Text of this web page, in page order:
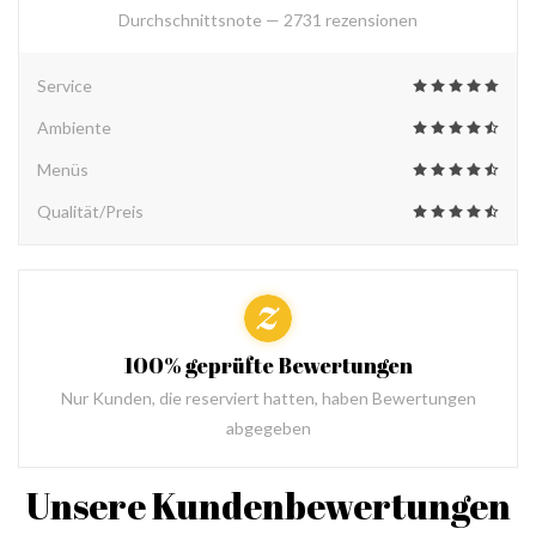
Unsere Kundenbewertungen
Durchschnittsnote — 2731 rezensionen
Service
Ambiente
Menüs
Qualität/Preis
100% geprüfte Bewertungen
Nur Kunden, die reserviert hatten, haben Bewertungen
abgegeben